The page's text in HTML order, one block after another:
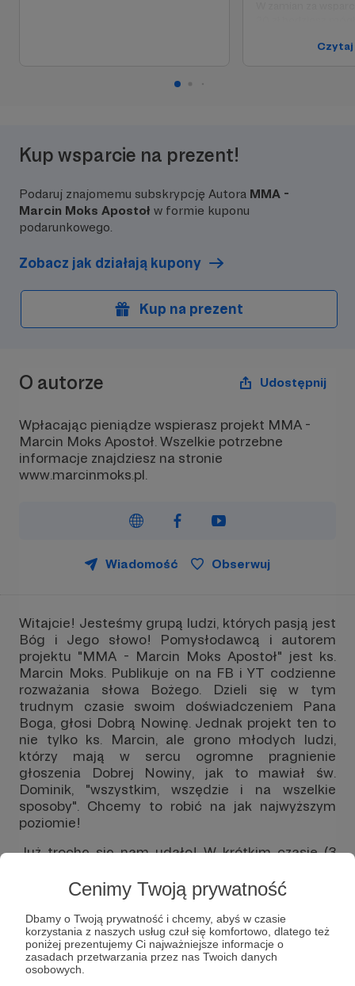
Cenimy Twoją prywatność
Dbamy o Twoją prywatność i chcemy, abyś w czasie
korzystania z naszych usług czuł się komfortowo, dlatego też
poniżej prezentujemy Ci najważniejsze informacje o
zasadach przetwarzania przez nas Twoich danych
osobowych.
w specjalnym
Kup wsparcie na prezent!
Podaruj znajomemu subskrypcję Autora MMA -
Marcin Moks Apostoł w formie kuponu
podarunkowego.
Zobacz jak działają kupony
Kup na prezent
O autorze Udostępnij
Wpłacając pieniądze wspierasz projekt MMA -
Marcin Moks Apostoł. Wszelkie potrzebne
informacje znajdziesz na stronie
www.marcinmoks.pl.
Wiadomość Obserwuj
Witajcie! Jesteśmy grupą ludzi, których pasją jest
Bóg i Jego słowo! Pomysłodawcą i autorem
projektu "MMA - Marcin Moks Apostoł" jest ks.
Marcin Moks. Publikuje on na FB i YT codzienne
rozważania słowa Bożego. Dzieli się w tym
trudnym czasie swoim doświadczeniem Pana
Boga, głosi Dobrą Nowinę. Jednak projekt ten to
nie tylko ks. Marcin, ale grono młodych ludzi,
którzy mają w sercu ogromne pragnienie
głoszenia Dobrej Nowiny, jak to mawiał św.
Dominik, "wszystkim, wszędzie i na wszelkie
sposoby". Chcemy to robić na jak najwyższym
poziomie!
Już trochę się nam udało! W krótkim czasie (3
ludzi zaczęliśmy nagrywać i publikować vlogi z
komentarzami do codziennej Ewangelii: